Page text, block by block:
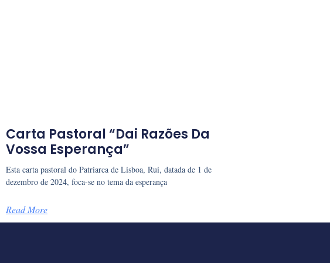
Carta Pastoral “Dai Razões Da
Vossa Esperança”
Esta carta pastoral do Patriarca de Lisboa, Rui, datada de 1 de
dezembro de 2024, foca-se no tema da esperança
Read More